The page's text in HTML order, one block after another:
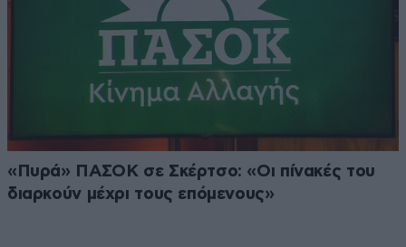
«Πυρά» ΠΑΣΟΚ σε Σκέρτσο: «Οι πίνακές του
διαρκούν μέχρι τους επόμενους»